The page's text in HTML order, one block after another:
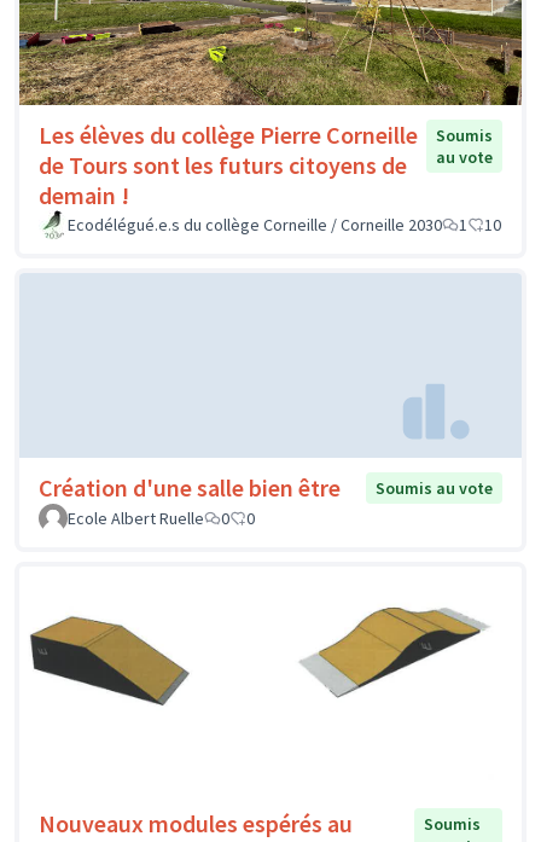
Les élèves du collège Pierre Corneille
de Tours sont les futurs citoyens de
demain !
Soumis
au vote
Ecodélégué.e.s du collège Corneille / Corneille 2030 1 10
Création d'une salle bien être
Soumis au vote
Ecole Albert Ruelle
0 0
Nouveaux modules espérés au
Soumis